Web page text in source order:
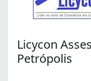
Licycon
Petrópolis